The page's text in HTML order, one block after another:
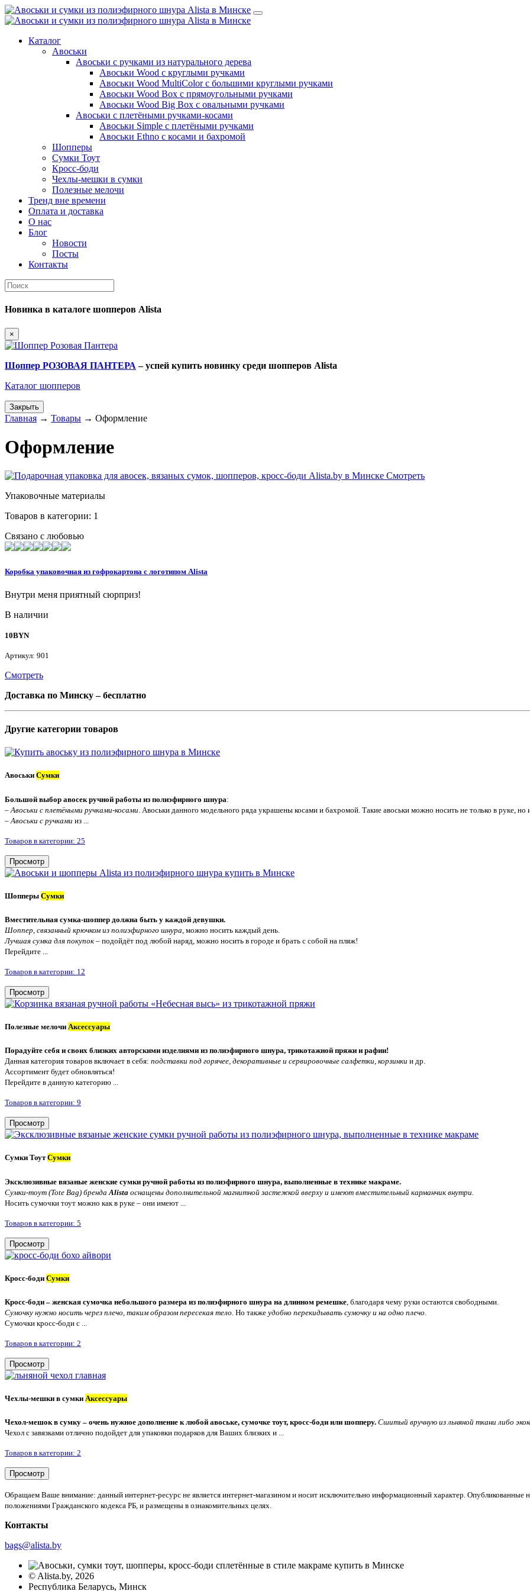
Каталог
Авоськи
Авоськи с ручками из натурального дерева
Авоськи Wood с круглыми ручками
Авоськи Wood MultiColor с большими круглыми ручками
Авоськи Wood Box с прямоугольными ручками
Авоськи Wood Big Box с овальными ручками
Авоськи с плетёными ручками-косами
Авоськи Simple с плетёными ручками
Авоськи Ethno с косами и бахромой
Шопперы
Сумки Тоут
Кросс-боди
Чехлы-мешки в сумки
Полезные мелочи
Тренд вне времени
Оплата и доставка
О нас
Блог
Новости
Посты
Контакты
Новинка в каталоге шопперов Alista
×
Шоппер РОЗОВАЯ ПАНТЕРА – успей купить новинку среди шопперов Alista
Каталог шопперов
Закрыть
Главная → Товары → Оформление
Оформление
Смотреть
Упаковочные материалы
Товаров в категории: 1
Связано с любовью
Коробка упаковочная из гофрокартона с логотипом Alista
Внутри меня приятный сюрприз!
В наличии
10BYN
Артикул: 901
Смотреть
Доставка по Минску – бесплатно
Другие категории товаров
Авоськи Сумки
Большой выбор авосек ручной работы из полиэфирного шнура:
– Авоськи с плетёными ручками-косами . Авоськи данного модельного ряда украшены косами и бахромой. Такие авоськи можно носить не только в руке, но
– Авоськи с ручками из ...
Товаров в категории: 25
Просмотр
Шопперы Сумки
Вместительная сумка-шоппер должна быть у каждой девушки.
Шоппер, связанный крючком из полиэфирного шнура , можно носить каждый день.
Лучшая сумка для покупок – подойдёт под любой наряд, можно носить в городе и брать с собой на пляж!
Перейдите ...
Товаров в категории: 12
Просмотр
Полезные мелочи Аксессуары
Порадуйте себя и своих близких авторскими изделиями из полиэфирного шнура, трикотажной пряжи и рафии!
Данная категория товаров включает в себя: подставки под горячее, декоративные и сервировочные салфетки, корзинки и др.
Ассортимент будет обновляться!
Перейдите в данную категорию ...
Товаров в категории: 9
Просмотр
Сумки Тоут Сумки
Эксклюзивные вязаные женские сумки ручной работы из полиэфирного шнура, выполненные в технике макраме.
Сумки-тоут (Tote Bag) бренда Alista оснащены дополнительной магнитной застежкой вверху и имеют вместительный карманчик внутри.
Носить сумочки тоут можно как в руке – они имеют ...
Товаров в категории: 5
Просмотр
Кросс-боди Сумки
Кросс-боди – женская сумочка небольшого размера из полиэфирного шнура на длинном ремешке, благодаря чему руки остаются свободными.
Сумочку нужно носить через плечо, таким образом пересекая тело. Но также удобно перекидывать сумочку и на одно плечо.
Сумочки кросс-боди с ...
Товаров в категории: 2
Просмотр
Чехлы-мешки в сумки Аксессуары
Чехол-мешок в сумку – очень нужное дополнение к любой авоське, сумочке тоут, кросс-боди или шопперу. Сшитый вручную из льняной ткани либо
Чехол с завязками отлично подойдет для упаковки подарков для Ваших близких и ...
Товаров в категории: 2
Просмотр
Обращаем Ваше внимание: данный интернет-ресурс не является интернет-магазином и носит исключительно информационный характер. Опубликованные
положениями Гражданского кодекса РБ, и размещены в ознакомительных целях.
Контакты
bags@alista.by
© Alista.by, 2026
Республика Беларусь, Минск